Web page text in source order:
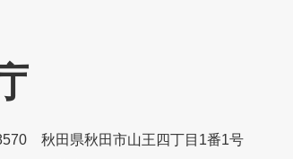
秋田県秋田市山王四丁目1番1号